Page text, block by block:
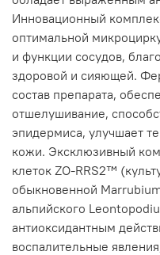
Инновационный
оптимальной
и функции сосудов,
здоровой и сияющей.
состав препарата,
отшелушивание,
эпидермиса, улучшает
кожи. Эксклюзивный
клеток ZO-RRS2™
обыкновенной
альпийского
антиоксидантным
воспалительные